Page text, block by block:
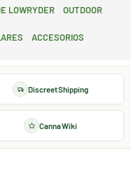
lowryder Outdoor
Accesorios
Discreet Shipping
Canna Wiki